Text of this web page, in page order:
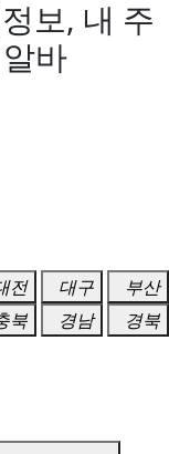
보, 내 주
바
전 대구
부산
북 경남
경북